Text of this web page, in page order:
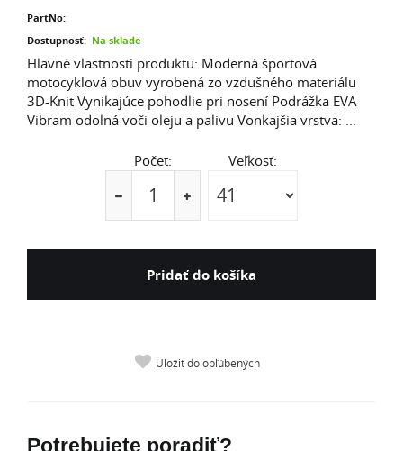
PartNo:
Dostupnosť: Na sklade
Hlavné vlastnosti produktu: Moderná športová
motocyklová obuv vyrobená zo vzdušného materiálu
3D-Knit Vynikajúce pohodlie pri nosení Podrážka EVA
Vibram odolná voči oleju a palivu Vonkajšia vrstva: ...
Počet: Veľkosť:
Pridať do košíka
Uložiť do obľúbených
Potrebujete poradiť?